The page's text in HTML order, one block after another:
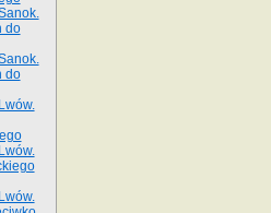
do
do